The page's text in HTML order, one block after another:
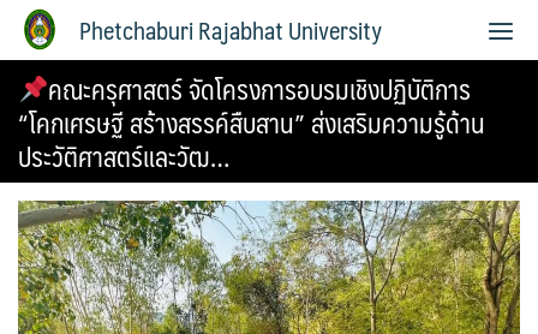
Phetchaburi Rajabhat University
คณะครุศาสตร์ จัดโครงการอบรมเชิงปฏิบัติการ
“โคกเศรษฐี สร้างสรรค์สืบสาน” ส่งเสริมความรู้ด้าน
ประวัติศาสตร์และวัฒ…